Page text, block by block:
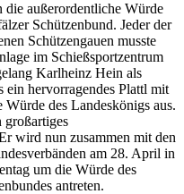
außerordentliche Würde
Schützenbund. Jeder der
Schützengauen musste
im Schießsportzentrum
Karlheinz Hein als
ein hervorragendes Plattl mit
des Landeskönigs aus.
großartiges
wird nun zusammen mit den
am 28. April in
um die Würde des
antreten.